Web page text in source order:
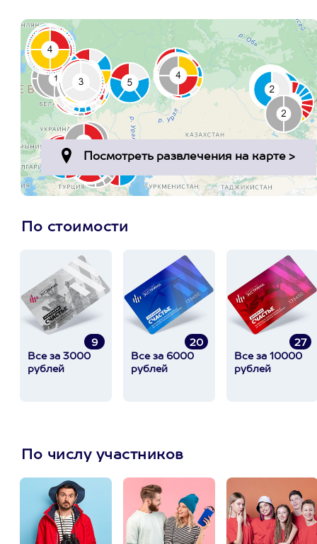
По стоимости
9
Все за 3000
рублей
20
Все за 6000
рублей
27
Все за 10000
рублей
По числу участников